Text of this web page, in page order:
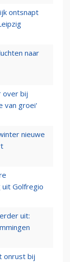
ontsnapt
naar
over bij
van groei'
nieuwe
uit Golfregio
uit:
onrust bij